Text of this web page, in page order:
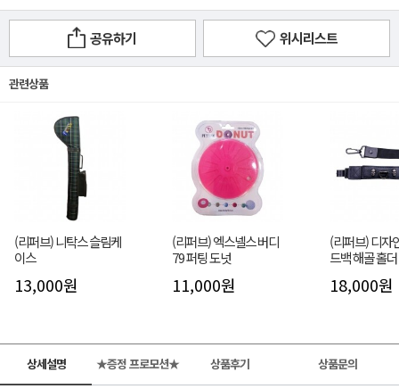
공유하기 위시리스트
관련상품
(리퍼브) 니탁스 슬림케
이스
13,000원
(리퍼브) 엑스넬스 버디
79 퍼팅 도넛
11,000원
(리퍼브) 디자
드백 해골 홀더
18,000원
상세설명 ★증정 프로모션★ 상품후기 상품문의